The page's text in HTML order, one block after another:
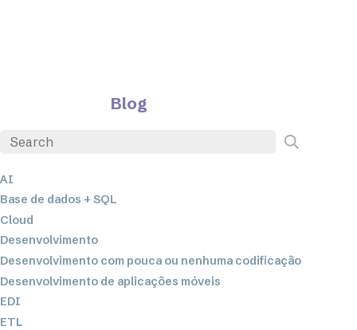
Blog
AI
Base de dados + SQL
Cloud
Desenvolvimento
Desenvolvimento com pouca ou nenhuma codificação
Desenvolvimento de aplicações móveis
EDI
ETL